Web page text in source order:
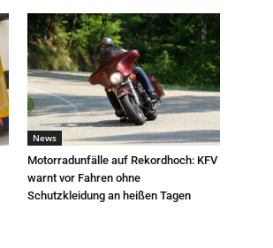
News
Motorradunfälle auf Rekordhoch: KFV
warnt vor Fahren ohne
Schutzkleidung an heißen Tagen